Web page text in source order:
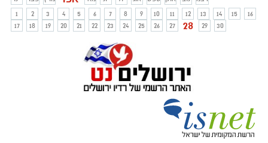
שטיינברג שגורלם הטרגי שזור זה בזה. אבי
מאור מרזוק ואנשי כאן 11 הציגו את סיפורם
המדהים והמרגש בסרט "הילדים של כולנו"
שאתם מוזמנים לצפות בו כעת ולזכור שעם
ישראל הוא משפחה אחת גדולה ושכל חיילי
צה"ל הם למעשה הילדים של כולנו...
1
2 3 4 5 6 7 8 9 10 11 12 13 14 15
16
17
18 19 20 21 22 23 24 25 26 27 28 29 30